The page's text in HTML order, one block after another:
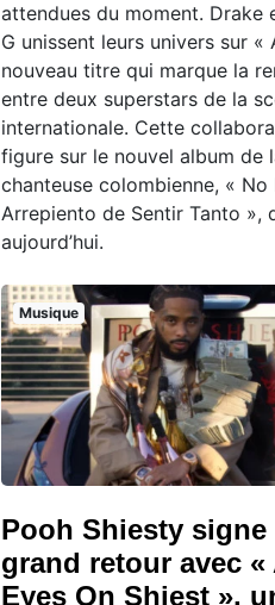
attendues du moment. Drake
G unissent leurs univers sur «
nouveau titre qui marque la
entre deux superstars de la
internationale. Cette
figure sur le nouvel album de
chanteuse colombienne, « No
Arrepiento de Sentir Tanto »,
aujourd’hui.
Musique
Pooh Shiesty signe
grand retour avec «
Eyes On Shiest »,